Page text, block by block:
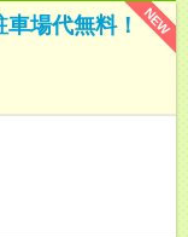
NEW
場代無料！